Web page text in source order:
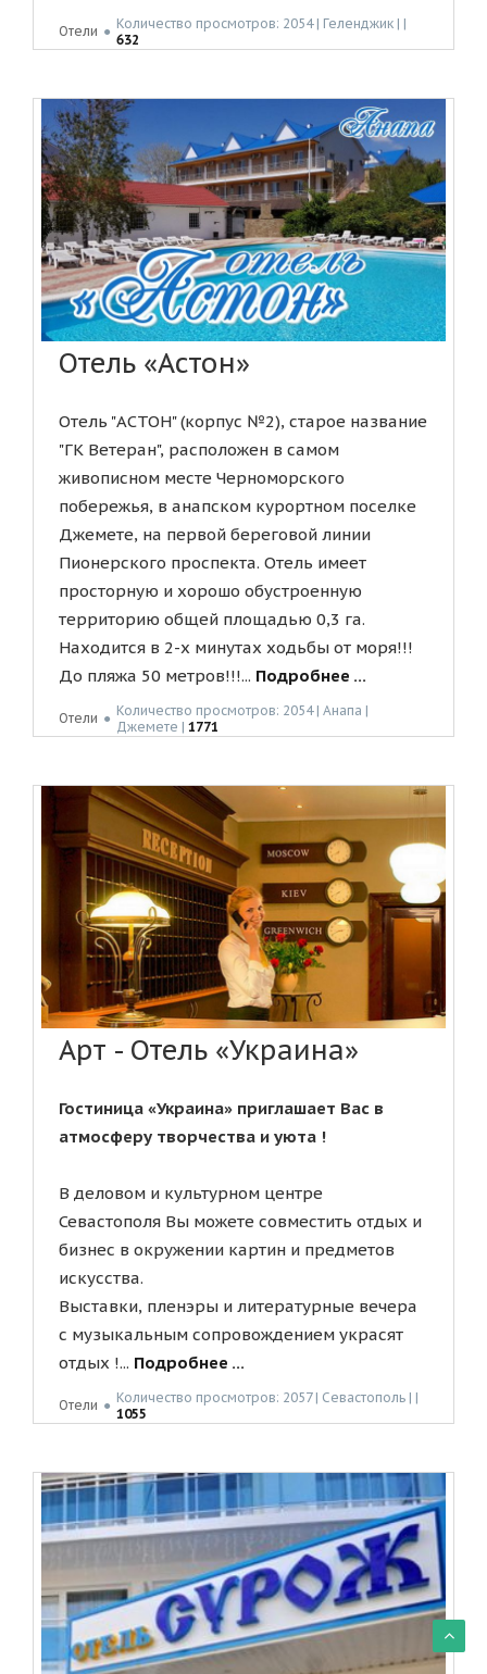
Отели ● Количество просмотров: 2054 | Геленджик | |
632
Отель «Астон»
Отель "АСТОН" (корпус №2), старое название
"ГК Ветеран", расположен в самом
живописном месте Черноморского
побережья, в анапском курортном поселке
Джемете, на первой береговой линии
Пионерского проспекта. Отель имеет
просторную и хорошо обустроенную
территорию общей площадью 0,3 га.
Находится в 2-х минутах ходьбы от моря!!!
До пляжа 50 метров!!!... Подробнее ...
Отели ● Количество просмотров: 2054 | Анапа |
Джемете | 1771
Арт - Отель «Украина»
Гостиница «Украина» приглашает Вас в
атмосферу творчества и уюта !
В деловом и культурном центре
Севастополя Вы можете совместить отдых и
бизнес в окружении картин и предметов
искусства.
Выставки, пленэры и литературные вечера
с музыкальным сопровождением украсят
отдых !... Подробнее ...
Отели ● Количество просмотров: 2057 | Севастополь | |
1055